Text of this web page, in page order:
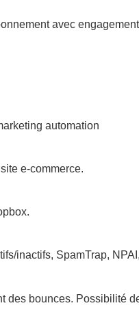
avec
automation
e-commerce.
inactifs, SpamTrap,
des bounces. Possibilité